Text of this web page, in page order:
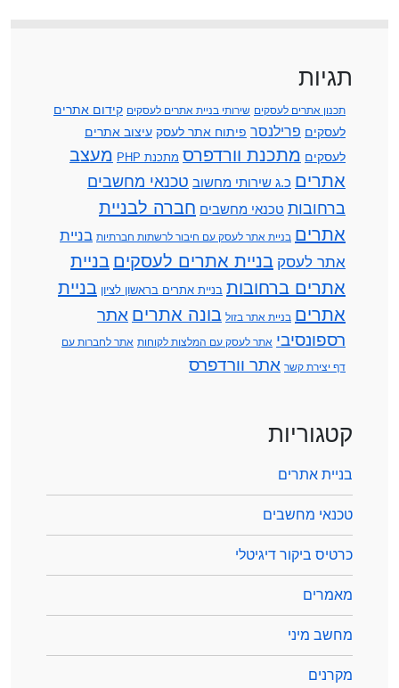
תגיות
תכנון אתרים לעסקים שירותי בניית אתרים לעסקים קידום אתרים
לעסקים פרילנסר פיתוח אתר לעסק עיצוב אתרים
לעסקים מתכנת וורדפרס מתכנת PHP
מעצב
אתרים כ.ג שירותי מחשוב טכנאי מחשבים
ברחובות טכנאי מחשבים חברה לבניית
אתרים בניית אתר לעסק עם חיבור לרשתות חברתיות בניית
אתר לעסק בניית אתרים לעסקים בניית
אתרים ברחובות בניית אתרים בראשון לציון בניית
אתרים בניית אתר בזול בונה אתרים אתר
רספונסיבי אתר לעסק עם המלצות לקוחות אתר לחברות עם
דף יצירת קשר אתר וורדפרס
קטגוריות
בניית אתרים
טכנאי מחשבים
כרטיס ביקור דיגיטלי
מאמרים
מחשב מיני
מקרנים